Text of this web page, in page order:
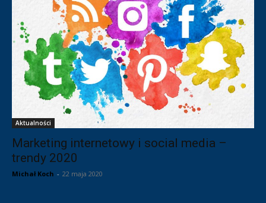
Aktualności
Marketing internetowy i social media –
trendy 2020
Michał Koch - 22 maja 2020